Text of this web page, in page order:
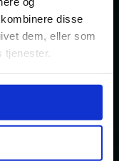
disse
dem, eller som
tjenester.